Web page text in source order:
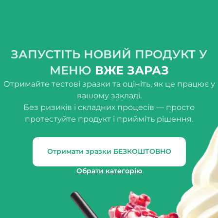
ЗАПУСТІТЬ НОВИЙ ПРОДУКТ У
МЕНЮ ВЖЕ ЗАРАЗ
Отримайте тестові зразки та оцініть, як це працює у
вашому закладі.
Без ризиків і складних процесів — просто
протестуйте продукт і прийміть рішення.
Отримати зразки БЕЗКОШТОВНО
Обрати категорію